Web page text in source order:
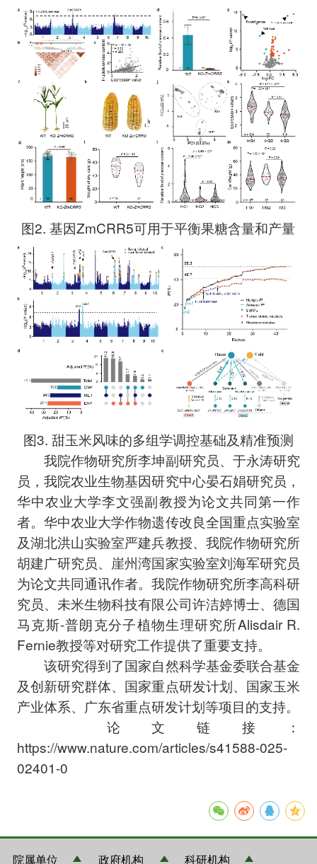
图2. 基因ZmCRR5可用于平衡果糖含量和产量
图3. 甜玉米风味的多组学调控基础及精准预测
我院作物研究所李坤副研究员、于永涛研究
员，我院农业生物基因研究中心晏石娟研究员，
华中农业大学李文强副教授为论文共同第一作
者。华中农业大学作物遗传改良全国重点实验室
及湖北洪山实验室严建兵教授、我院作物研究所
胡建广研究员、崖州湾国家实验室刘海军研究员
为论文共同通讯作者。我院作物研究所李高科研
究员、未米生物科技有限公司许洁婷博士、德国
马克斯-普朗克分子植物生理研究所Alisdair R.
Fernie教授等对研究工作提供了重要支持。
该研究得到了国家自然科学基金委联合基金
及创新研究群体、国家重点研发计划、国家玉米
产业体系、广东省重点研发计划等项目的支持。
论文链接：
https://www.nature.com/articles/s41588-025-
02401-0
院属单位 政府机构 科研机构